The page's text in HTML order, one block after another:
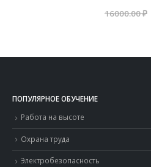
Первоначальная
10000.00₽
ПОПУЛЯРНОЕ ОБУЧЕНИЕ
Работа на высоте
Охрана труда
Электробезопасность